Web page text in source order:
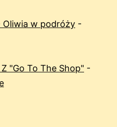
w podróży -
"Go To The Shop" -